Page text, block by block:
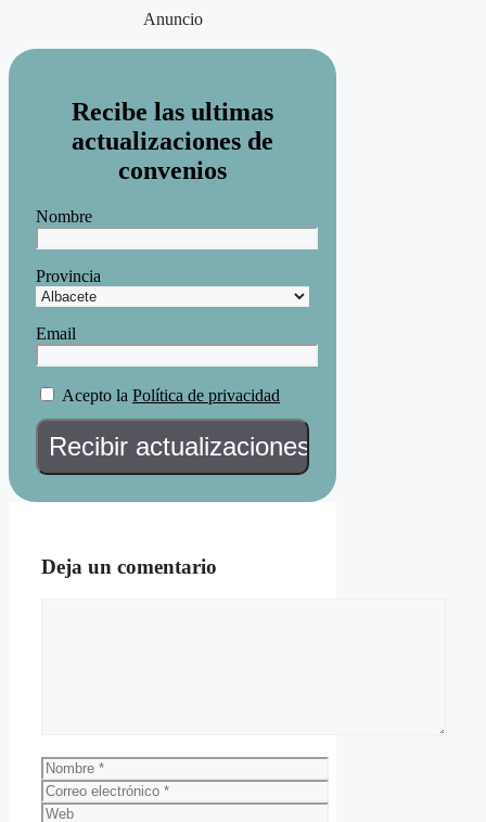
Anuncio
Recibe las ultimas
actualizaciones de
convenios
Nombre
Provincia
Email
Acepto la Política de privacidad
Deja un comentario
Nombre
Correo
electrónico
Web